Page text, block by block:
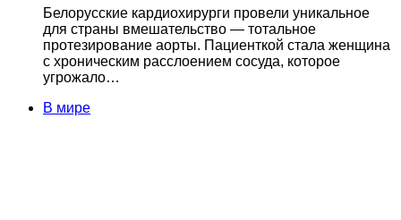
Белорусские кардиохирурги провели уникальное
для страны вмешательство — тотальное
протезирование аорты. Пациенткой стала женщина
с хроническим расслоением сосуда, которое
угрожало…
В мире